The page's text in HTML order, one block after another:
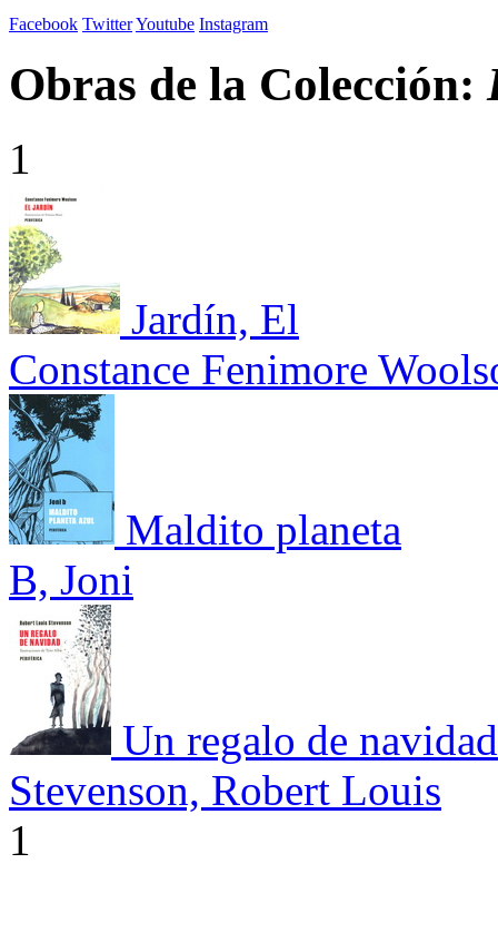
Facebook TwitterYoutube Instagram
Obras de la Colección:
1
Jardín, El
Constance Fenimore
Maldito planeta
B, Joni
Un regalo de navidad
Stevenson, Robert Louis
1